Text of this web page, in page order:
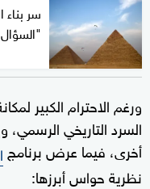
سر
ورغم الاحترام الكبير
السرد التاريخي
أخرى، فيما عرض برنامج
نظرية حواس أبرزها: